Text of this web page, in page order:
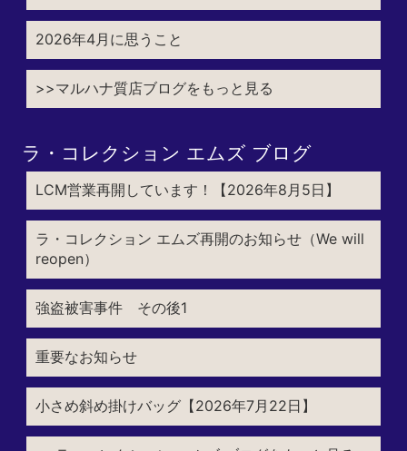
2026年4月に思うこと
>>マルハナ質店ブログをもっと見る
ラ・コレクション エムズ ブログ
LCM営業再開しています！【2026年8月5日】
ラ・コレクション エムズ再開のお知らせ（We will
reopen）
強盗被害事件 その後1
重要なお知らせ
小さめ斜め掛けバッグ【2026年7月22日】